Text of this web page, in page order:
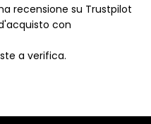
recensione su Trustpilot
con
a verifica.